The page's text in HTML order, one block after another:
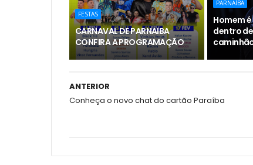
FESTAS
CARNAVAL DE PARNAIBA
CONFIRA A PROGRAMAÇÃO
PARNAÍBA
Homem
dentro
ANTERIOR
Conheça o novo chat do cartão Paraíba